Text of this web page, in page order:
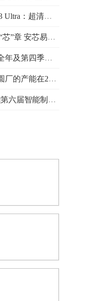
得知名机构VCX五星级评价
三亚年会成功举办！
：Q4营收283亿元，同比增
年达到960万片晶圆
展与应用大会在苏顺利召开